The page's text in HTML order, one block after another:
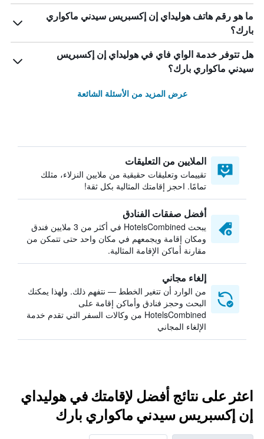
ما هو رقم هاتف هوليداي إن إكسبريس سيدني ماكواري
بارك؟
هل تتوفر خدمة الواي فاي في هوليداي إن إكسبريس
سيدني ماكواري بارك؟
عرض المزيد من الأسئلة الشائعة
الملايين من التعليقات
تقييمات وتعليقات حقيقية من ملايين النزلاء، مثلك
تمامًا. احجز إقامتك المثالية بكل ثقة!
أفضل صفقات الفنادق
يبحث HotelsCombined في أكثر من 3 ملايين فندق
ومكان إقامة ويجمعهم في مكان واحد حتى تتمكن من
مقارنة أماكن الإقامة المثالية.
إلغاء مجاني
من الوارد أن تتغير الخطط — نتفهم ذلك. ولهذا يمكنك
البحث وحجز فنادق وأماكن إقامة على
HotelsCombined من وكالات السفر التي تقدم خدمة
الإلغاء المجاني
اعثر على نتائج أفضل لإقامتك في هوليداي
إن إكسبريس سيدني ماكواري بارك